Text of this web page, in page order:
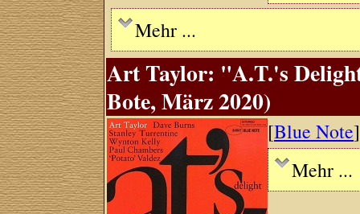
Mehr ...
Art Taylor: "A.T.'s
Bote, März 2020)
[Blue Note]
Mehr ...